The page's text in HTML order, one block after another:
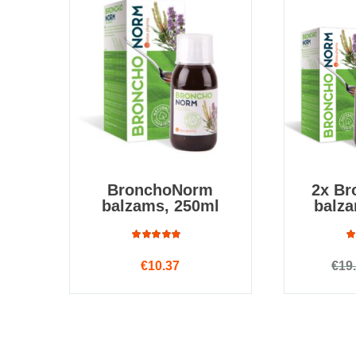
BronchoNorm
balzams, 250ml
4.75out
€10.37
2x
€